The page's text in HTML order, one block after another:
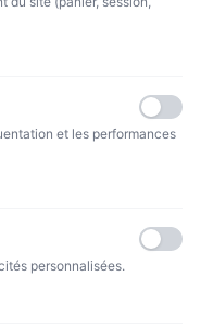
3,00 €
PRIX VIP👑
et les performances
personnalisées.